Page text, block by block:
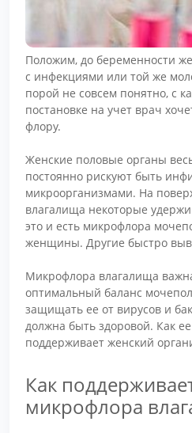
Положим, до беременности
с инфекциями или той же
порой не совсем понятно, с
постановке на учет врач
флору.
Женские половые органы
постоянно рискуют быть
микроорганизмами. На
влагалища некоторые
это и есть микрофлора
женщины. Другие быстро
Микрофлора влагалища
оптимальный баланс
защищать ее от вирусов и
должна быть здоровой. Как
поддерживает женский
Как
микрофлора